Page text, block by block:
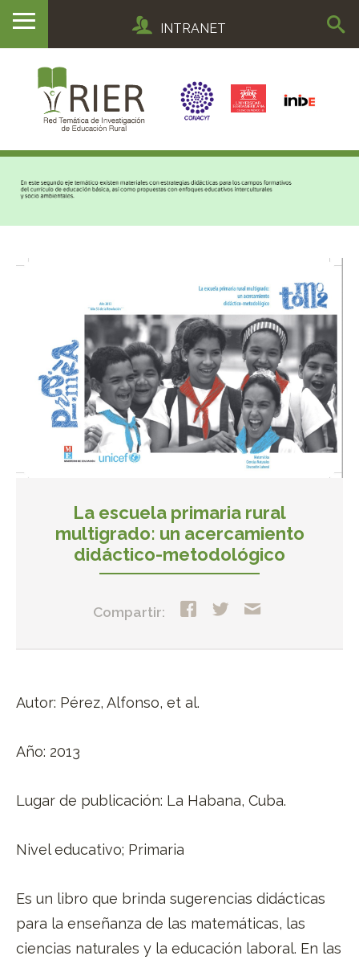
INTRANET
La escuela primaria rural
multigrado: un acercamiento
didáctico-metodológico
Compartir:
Autor: Pérez, Alfonso, et al.
Año: 2013
Lugar de publicación: La Habana, Cuba.
Nivel educativo; Primaria
Es un libro que brinda sugerencias didácticas
para la enseñanza de las matemáticas, las
ciencias naturales y la educación laboral. En las